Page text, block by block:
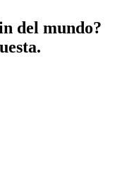
del mundo?